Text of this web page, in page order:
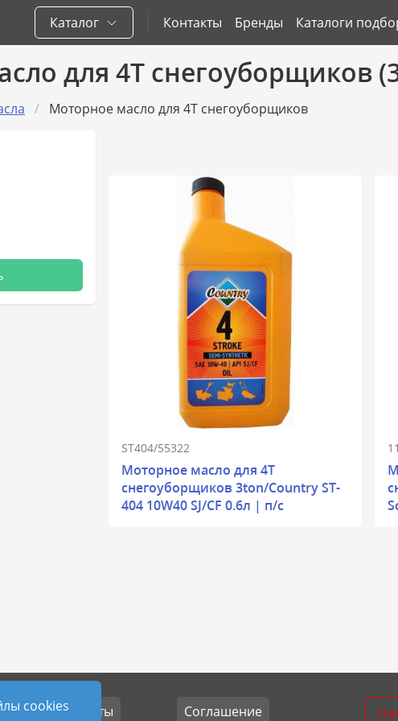
Каталог Контакты Бренды Каталоги
для 4T снегоуборщиков
Моторное масло для 4T снегоуборщиков
ST404/55322
Моторное масло для 4T
снегоуборщиков 3ton/Country ST-
404 10W40 SJ/CF 0.6л | п/с
Контакты Соглашение
cookies